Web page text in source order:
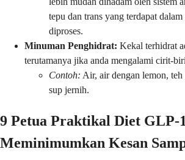
tepu dan trans yang terdapat
diproses.
Minuman Penghidrat: Kekal terhidrat
terutamanya jika anda mengalami cirit-
Contoh: Air, air dengan lemon, teh
sup jernih.
9 Petua Praktikal Diet GLP-
Meminimumkan Kesan